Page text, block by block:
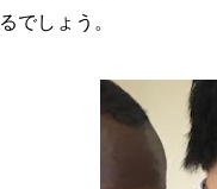
るでしょう。